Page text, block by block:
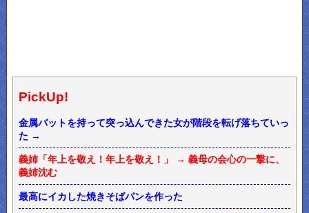
PickUp!
金属バットを持って突っ込んできた女が階段を転げ落ちていっ
た →
義姉「年上を敬え！年上を敬え！」 → 義母の会心の一撃に、
義姉沈む
最高にイカした焼きそばパンを作った